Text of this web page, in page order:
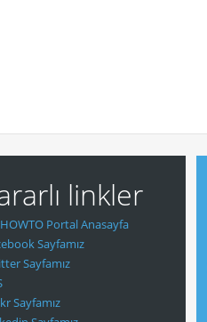
linkler
Portal Anasayfa
Sayfamız
Sayfamız
Sayfamız